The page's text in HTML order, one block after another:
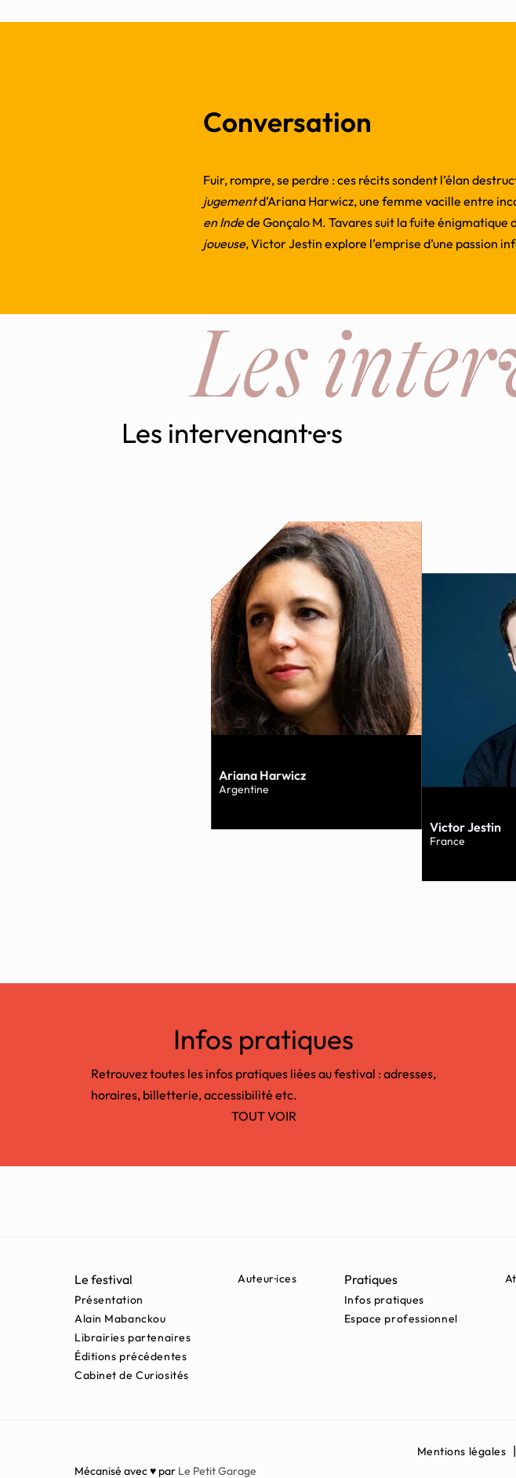
Conversation
Fuir, rompre, se perdre : ces récits sondent l’élan
jugementd’Ariana Harwicz, une femme vacille entre
en Indede Gonçalo M. Tavares suit la fuite
joueuse, Victor Jestin explore l’emprise d’une passion
Les intervenant·e·s
Ariana Harwicz
Argentine
Victor Jestin
France
Les
Infos pratiques
Retrouvez toutes les infos pratiques liées au festival : adresses,
horaires, billetterie, accessibilité etc.
TOUT VOIR
Le festival
Présentation
Alain Mabanckou
Librairies partenaires
Éditions précédentes
Cabinet de Curiosités
Auteur·ices Pratiques
Infos pratiques
Espace professionnel
Mentions légales
Mécanisé avec ♥ par Le Petit Garage